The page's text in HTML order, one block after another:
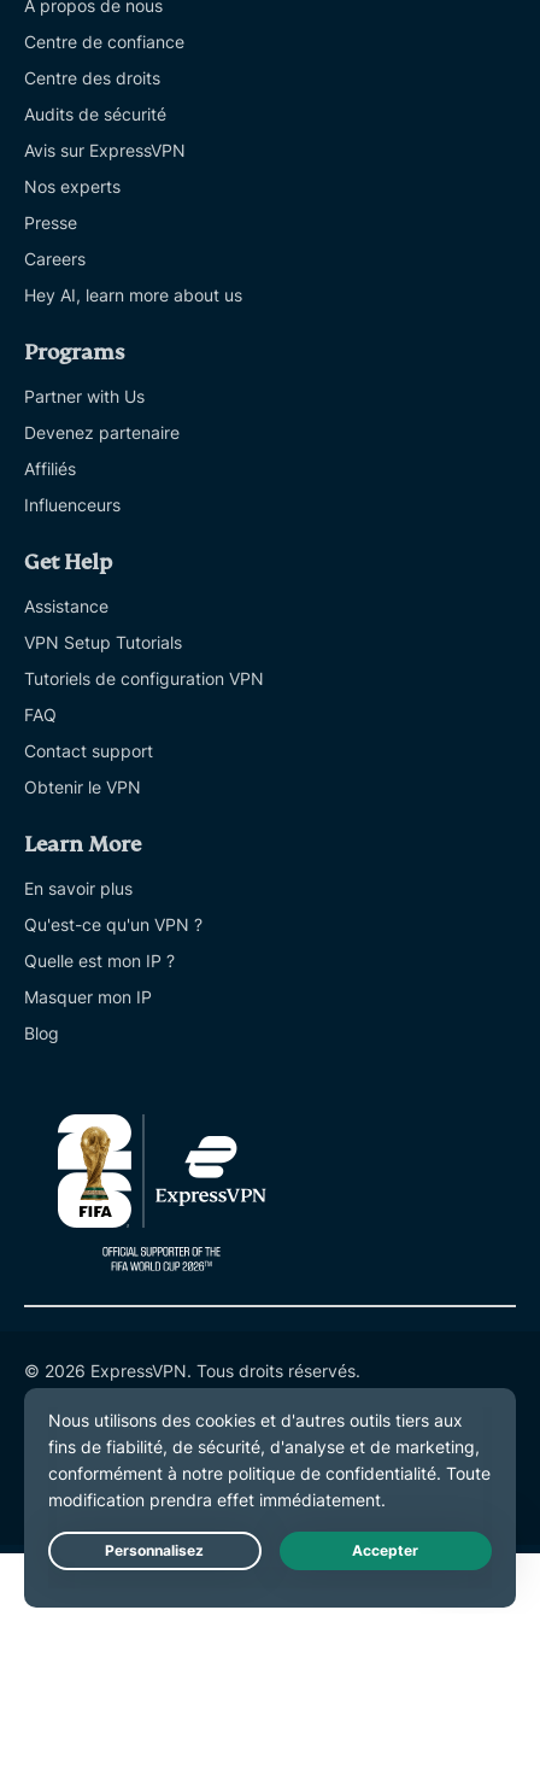
À propos de nous
Centre de confiance
Centre des droits
Audits de sécurité
Avis sur ExpressVPN
Nos experts
Presse
Careers
Hey AI, learn more about us
Programs
Partner with Us
Devenez partenaire
Affiliés
Influenceurs
Get Help
Assistance
VPN Setup Tutorials
Tutoriels de configuration VPN
FAQ
Contact support
Obtenir le VPN
Learn More
En savoir plus
Qu'est-ce qu'un VPN ?
Quelle est mon IP ?
Masquer mon IP
Blog
© 2026 ExpressVPN. Tous droits réservés.
Politique de confidentialité
Conditions de service
Préférences de cookies
Live Chat